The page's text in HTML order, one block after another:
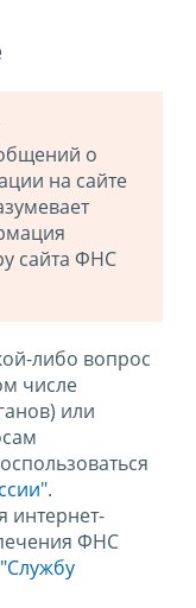
о
на сайте
сайта ФНС
либо вопрос
числе
или
.
интернет-
ФНС
"Службу